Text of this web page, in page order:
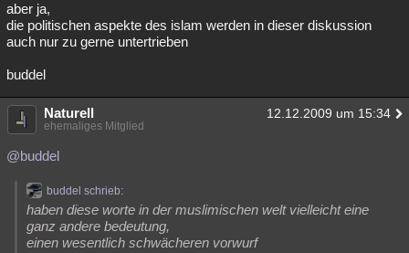
aber ja,
die politischen aspekte des islam werden in dieser diskussion
auch nur zu gerne untertrieben
buddel
Naturell 12.12.2009 um 15:34
ehemaliges Mitglied
@buddel
buddel schrieb:
haben diese worte in der muslimischen welt vielleicht eine
ganz andere bedeutung,
einen wesentlich schwächeren vorwurf